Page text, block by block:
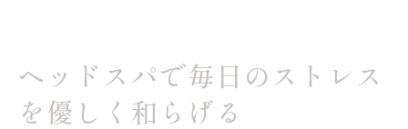
ヘッドスパで毎日のストレス
を優しく和らげる